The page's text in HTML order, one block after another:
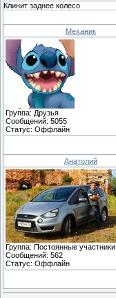
Клинит заднее колесо
Механик
Группа: Друзья
Сообщений: 5055
Статус: Оффлайн
Анатолий
Группа: Постоянные участники
Сообщений: 562
Статус: Оффлайн